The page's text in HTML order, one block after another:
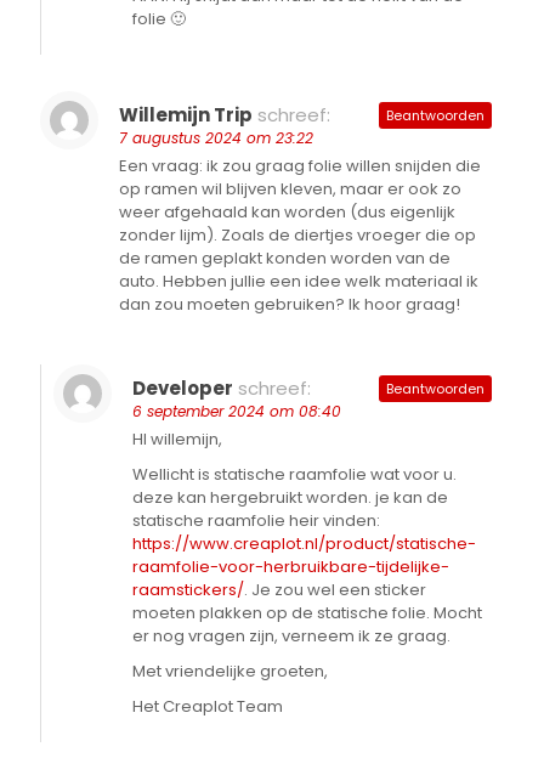
folie 🙂
Willemijn Trip schreef:
7 augustus 2024 om 23:22
Een vraag: ik zou graag folie willen snijden die
op ramen wil blijven kleven, maar er ook zo
weer afgehaald kan worden (dus eigenlijk
zonder lijm). Zoals de diertjes vroeger die op
de ramen geplakt konden worden van de
auto. Hebben jullie een idee welk materiaal ik
dan zou moeten gebruiken? Ik hoor graag!
Beantwoorden
Developer schreef:
6 september 2024 om 08:40
HI willemijn,
Wellicht is statische raamfolie wat voor u.
deze kan hergebruikt worden. je kan de
statische raamfolie heir vinden:
https://www.creaplot.nl/product/statische-
raamfolie-voor-herbruikbare-tijdelijke-
raamstickers/. Je zou wel een sticker
moeten plakken op de statische folie. Mocht
er nog vragen zijn, verneem ik ze graag.
Met vriendelijke groeten,
Het Creaplot Team
Beantwoorden